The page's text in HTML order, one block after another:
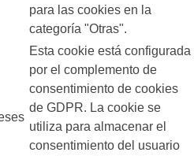
para las cookies en la
categoría "Otras".
Esta cookie está configurada
por el complemento de
consentimiento de cookies
de GDPR. La cookie se
utiliza para almacenar el
consentimiento del usuario